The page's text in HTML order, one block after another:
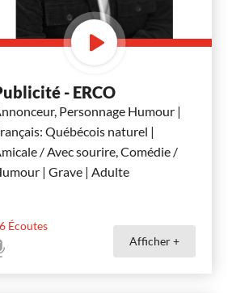
- ERCO
Personnage Humour |
Québécois naturel |
/ Avec sourire, Comédie /
| Grave | Adulte
Écoutes
Afficher +